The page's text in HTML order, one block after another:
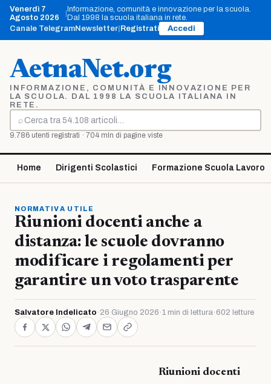
Vai
contenuto
Venerdì 7
Agosto 2026
Informazione, comunità e innovazione per la scuola.
Dal 1998 la scuola italiana in rete.
Canale TelegramNewsletter Registrati Accedi
AetnaNet.org
INFORMAZIONE, COMUNITÀ E INNOVAZIONE PER
LA SCUOLA. DAL 1998 LA SCUOLA ITALIANA IN
RETE.
⌕
Cerca
9.786 utenti registrati · 704 mln di pagine viste
Home Dirigenti Scolastici Formazione Scuola Lavoro
NORMATIVA UTILE
Riunioni docenti anche a
distanza: le scuole dovranno
modificare i regolamenti per
garantire un voto trasparente
Salvatore Indelicato · 26 Giugno 2026 ·1 min di lettura· 602 letture
Riunioni docenti